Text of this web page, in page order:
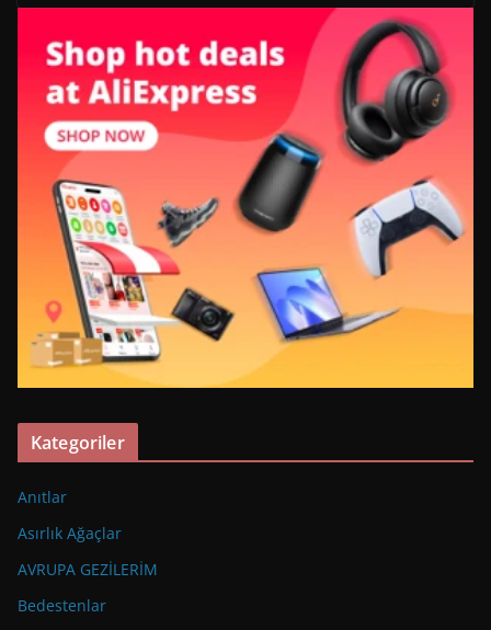
Kategoriler
Anıtlar
Asırlık Ağaçlar
AVRUPA GEZİLERİM
Bedestenlar